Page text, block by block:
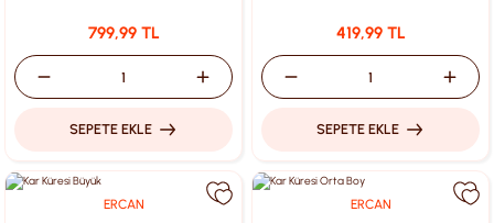
799,99 TL
SEPETE EKLE
419,99 TL
SEPETE EKLE
ERCAN ERCAN